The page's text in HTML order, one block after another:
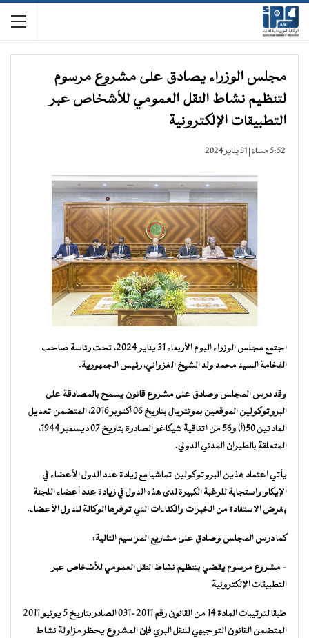
مجلس الوزراء يصادق على مشروع مرسوم
لتنظيم نشاط النقل العمومي للأشخاص عبر
التطبيقات الإلكترونية
5:52 مساءً | 31 يناير 2024
اجتمع مجلس الوزراء اليوم الأربعاء 31 يناير 2024، تحت رئاسة صاحب
الفخامة السيد محمد ولد الشيخ الغزواني، رئيس الجمهورية.
وقد درس المجلس وصادق على مشروع قانون يسمح بالمصادقة على
البروتوكولين الموقعين بمونتريال بتاريخ 06 أكتوبر 2016، المتضمن تعديل
المادتين 50(أ) و56 من اتفاقية شيكاغو الصادرة بتاريخ 07 ديسمبر 1944،
المتعلقة بالطيران المدني الدولي.
يأتي اعتماد هذين البروتوكولين تماشيا مع زيادة عدد الدول الأعضاء في
الإيكاو واستجابة للرغبة الكبيرة لدى هذه الدول في زيادة عدد أعضاء اللجنة
بغرض الاستفادة من الخبرات والكفاءات التي توفرها الوكالة للدول الأعضاء.
كما درس المجلس وصادق على مشاريع المراسيم التالية:
– مشروع مرسوم يقضي بتنظيم نشاط النقل العمومي للأشخاص عبر
التطبيقات الإلكترونية
طبقا لترتيبات المادة 14 من القانون رقم 2011-031 الصادر بتاريخ 5 يونيو 2011
المتضمن القانون التوجيهي للنقل البري فإن المشروع يحظر مزاولة نشاط